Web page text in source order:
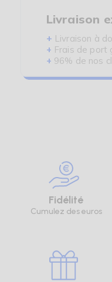
Livraison
+ Livraison à
+ Frais de port
+ 96% de nos
Fidélité
Cumulez des euros